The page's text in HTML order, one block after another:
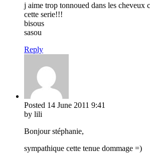
j aime trop tonnoued dans les cheveux
cette serie!!!
bisous
sasou
Reply
Posted 14 June 2011 9:41
by lili
Bonjour stéphanie,
sympathique cette tenue dommage =)